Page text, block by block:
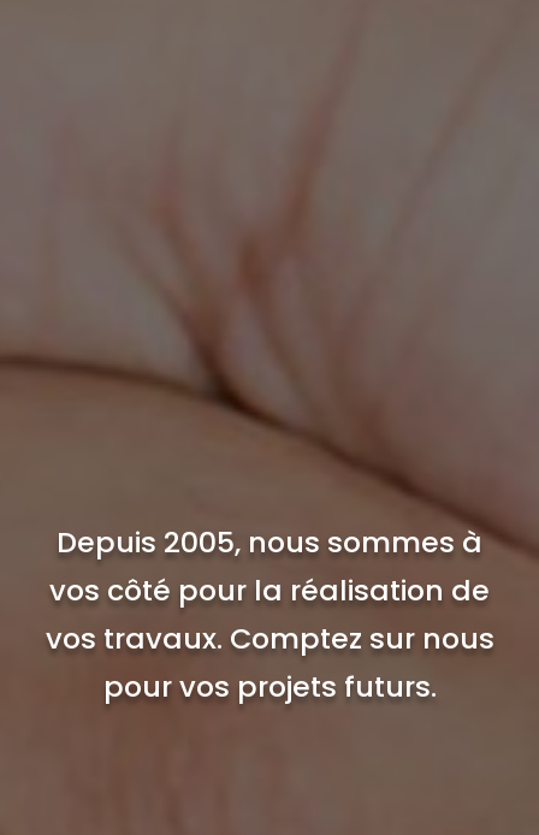
Depuis 2005, nous sommes à
vos côté pour la réalisation de
vos travaux. Comptez sur nous
pour vos projets futurs.